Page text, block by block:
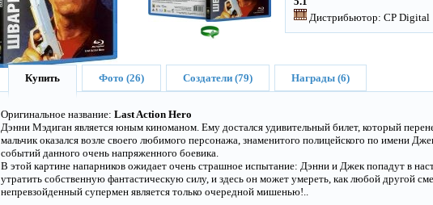
Дистрибьютор: CP Digital
Купить Фото (26) Создатели (79) Награды (6)
Оригинальное название: Last Action Hero
Дэнни Мэдиган является юным киноманом. Ему достался удивительный билет, который
мальчик оказался возле своего любимого персонажа, знаменитого полицейского по имени
событий данного очень напряженного боевика.
В этой картине напарников ожидает очень страшное испытание: Дэнни и Джек попадут в
утратить собственную фантастическую силу, и здесь он может умереть, как любой другой
непревзойденный супермен является только очередной мишенью!..